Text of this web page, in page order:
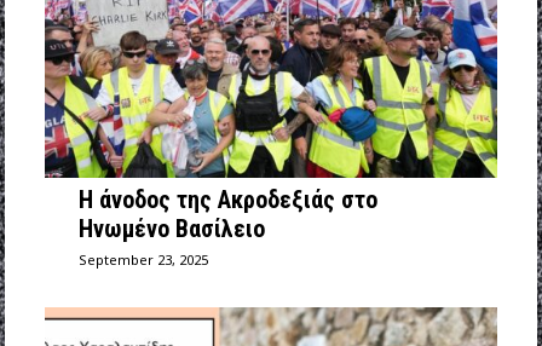
Η άνοδος της Ακροδεξιάς στο
Ηνωμένο Βασίλειο
September 23, 2025